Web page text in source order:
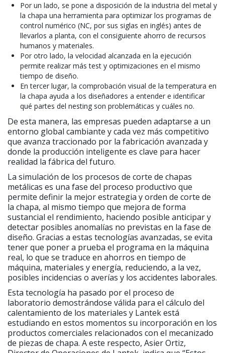
Por un lado, se pone a disposición de la industria del metal y
la chapa una herramienta para optimizar los programas de
control numérico (NC, por sus siglas en inglés) antes de
llevarlos a planta, con el consiguiente ahorro de recursos
humanos y materiales.
Por otro lado, la velocidad alcanzada en la ejecución
permite realizar más test y optimizaciones en el mismo
tiempo de diseño.
En tercer lugar, la comprobación visual de la temperatura en
la chapa ayuda a los diseñadores a entender e identificar
qué partes del nesting son problemáticas y cuáles no.
De esta manera, las empresas pueden adaptarse a un
entorno global cambiante y cada vez más competitivo
que avanza traccionado por la fabricación avanzada y
donde la producción inteligente es clave para hacer
realidad la fábrica del futuro.
La simulación de los procesos de corte de chapas
metálicas es una fase del proceso productivo que
permite definir la mejor estrategia y orden de corte de
la chapa, al mismo tiempo que mejora de forma
sustancial el rendimiento, haciendo posible anticipar y
detectar posibles anomalías no previstas en la fase de
diseño. Gracias a estas tecnologías avanzadas, se evita
tener que poner a prueba el programa en la máquina
real, lo que se traduce en ahorros en tiempo de
máquina, materiales y energía, reduciendo, a la vez,
posibles incidencias o averías y los accidentes laborales.
Esta tecnología ha pasado por el proceso de
laboratorio demostrándose válida para el cálculo del
calentamiento de los materiales y Lantek está
estudiando en estos momentos su incorporación en los
productos comerciales relacionados con el mecanizado
de piezas de chapa. A este respecto, Asier Ortiz,